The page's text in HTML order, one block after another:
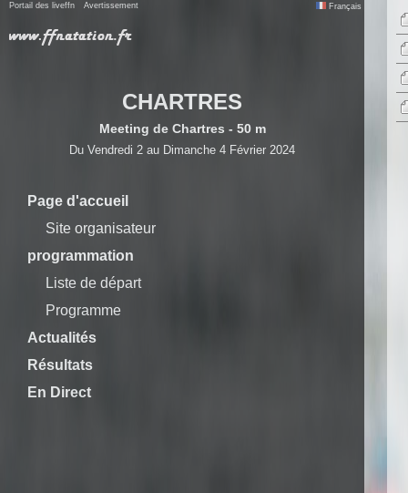
Portail des liveffn Avertissement Français
CHARTRES
Meeting de Chartres - 50 m
Du Vendredi 2 au Dimanche 4 Février 2024
Page d'accueil
Site organisateur
programmation
Liste de départ
Programme
Actualités
Résultats
En Direct